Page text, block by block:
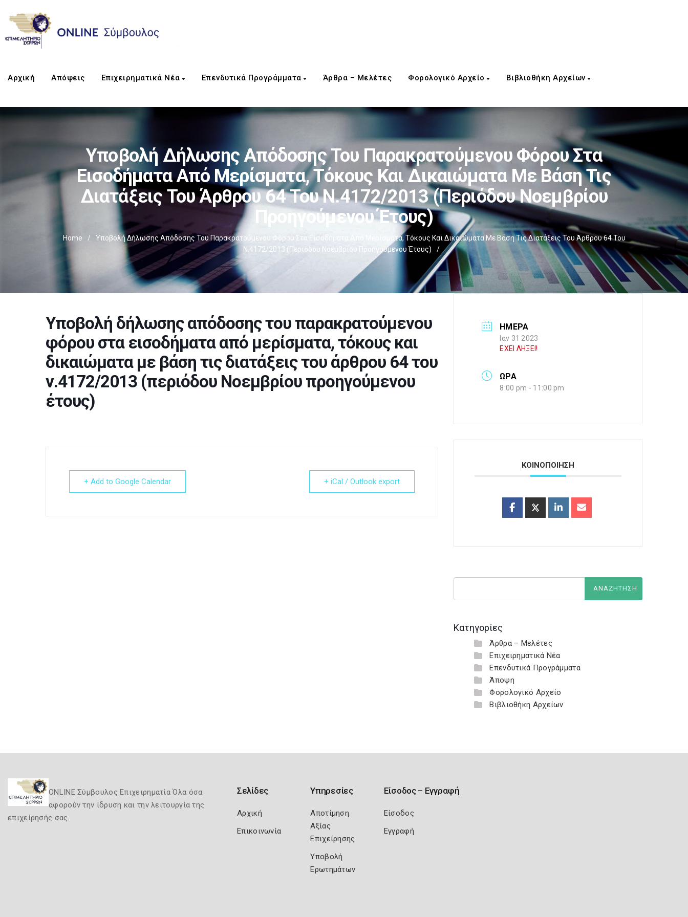
Αρχική Απόψεις Επιχειρηματικά Νέα Επενδυτικά Προγράμματα Άρθρα – Μελέτες Φορολογικό Αρχείο Βιβλιοθήκη Αρχείων
Υποβολή Δήλωσης Απόδοσης Του Παρακρατούμενου Φόρου Στα
Εισοδήματα Από Μερίσματα, Τόκους Και Δικαιώματα Με Βάση Τις
Διατάξεις Του Άρθρου 64 Του Ν.4172/2013 (περιόδου Νοεμβρίου
Προηγούμενου Έτους)
Home /
Υποβολή Δήλωσης Απόδοσης Του Παρακρατούμενου Φόρου Στα Εισοδήματα Από Μερίσματα, Τόκους Και Δικαιώματα Με Βάση Τις Διατάξεις Του Άρθρου 64 Του
Ν.4172/2013 (περιόδου Νοεμβρίου Προηγούμενου Έτους)
/
Υποβολή δήλωσης απόδοσης του παρακρατούμενου
φόρου στα εισοδήματα από μερίσματα, τόκους και
δικαιώματα με βάση τις διατάξεις του άρθρου 64 του
ν.4172/2013 (περιόδου Νοεμβρίου προηγούμενου
έτους)
+ Add to Google Calendar + iCal / Outlook export
ΗΜΕΡΑ
Ιαν 31 2023
ΕΧΕΙ ΛΗΞΕΙ!
ΩΡΑ
8:00 pm - 11:00 pm
ΚΟΙΝΟΠΟΙΗΣΗ
Κατηγορίες
Άρθρα – Μελέτες
Επιχειρηματικά Νέα
Επενδυτικά Προγράμματα
Άποψη
Φορολογικό Αρχείο
Βιβλιοθήκη Αρχείων
ONLINE Σύμβουλος Επιχειρηματία Όλα όσα
αφορούν την ίδρυση και την λειτουργία της
επιχείρησής σας.
Σελίδες
Αρχική
Επικοινωνία
Υπηρεσίες
Αποτίμηση
Αξίας
Επιχείρησης
Υποβολή
Ερωτημάτων
Είσοδος – Εγγραφή
Είσοδος
Εγγραφή